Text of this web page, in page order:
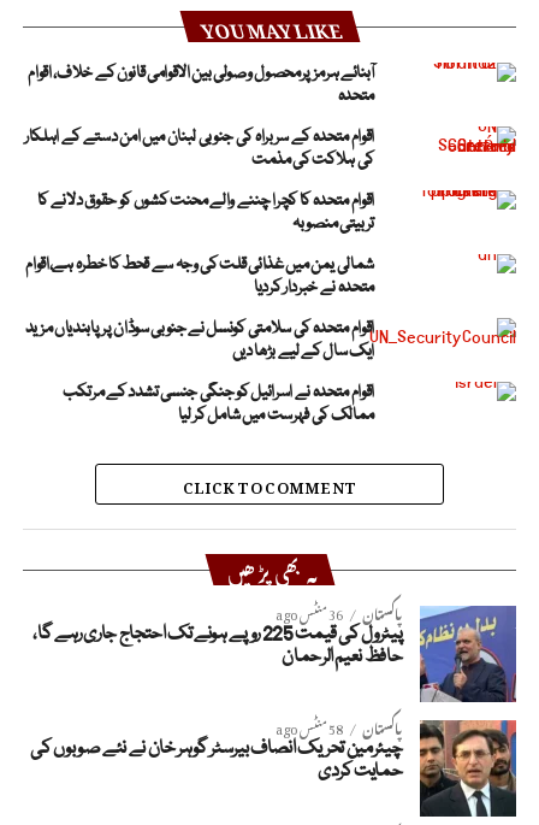
YOU MAY LIKE
آبنائے ہرمز پرمحصول وصولی بین الاقوامی قانون کے خلاف، اقوام
متحدہ
اقوام متحدہ کے سربراہ کی جنوبی لبنان میں امن دستے کے اہلکار
کی ہلاکت کی مذمت
اقوام متحدہ کا کچرا چننے والے محنت کشوں کو حقوق دلانے کا
تربیتی منصوبہ
شمالی یمن میں غذائی قلت کی وجہ سے قحط کا خطرہ ہے،اقوام
متحدہ نے خبردار کردیا
اقوام متحدہ کی سلامتی کونسل نے جنوبی سوڈان پر پابندیاں مزید
ایک سال کے لیے بڑھا دیں
اقوام متحدہ نے اسرائیل کو جنگی جنسی تشدد کے مرتکب
ممالک کی فہرست میں شامل کر لیا
CLICK TO COMMENT
یہ بھی پڑھیں
پاکستان 36 منٹس ago
پیٹرول کی قیمت 225 روپے ہونے تک احتجاج جاری رہے گا،
حافظ نعیم الرحمان
پاکستان 58 منٹس ago
چیئرمین تحریک انصاف بیرسٹر گوہر خان نے نئے صوبوں کی
حمایت کردی